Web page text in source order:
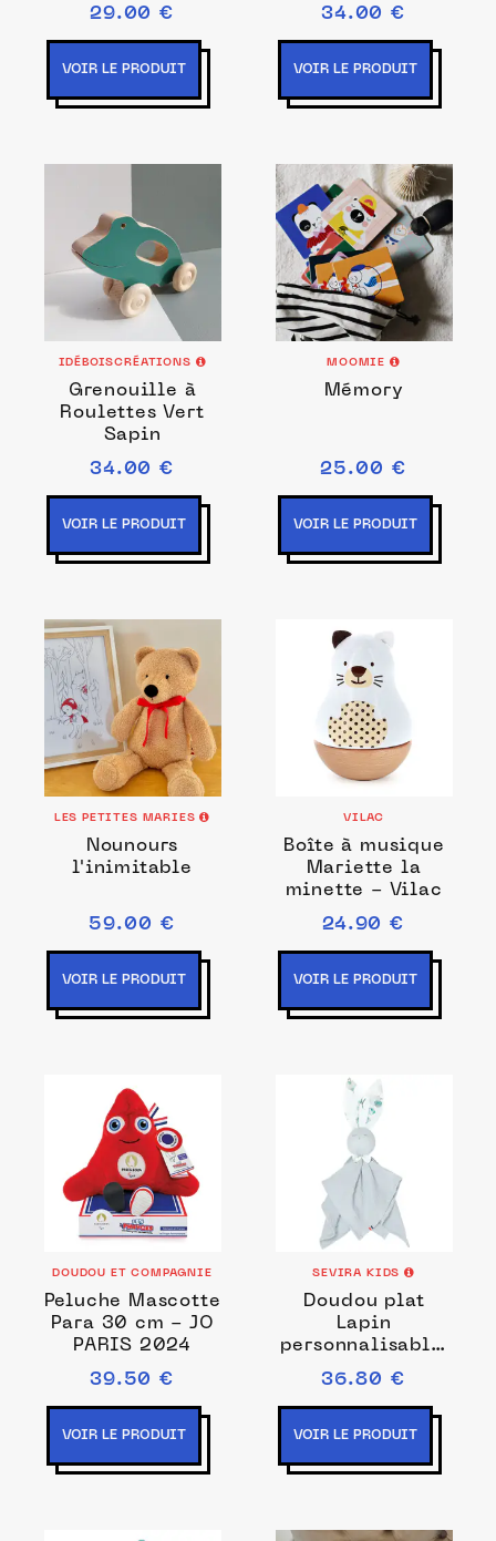
29.00 €
VOIR LE PRODUIT
34.00 €
VOIR LE PRODUIT
IDÉBOISCRÉATIONS
Grenouille à
Roulettes Vert
Sapin
34.00 €
VOIR LE PRODUIT
MOOMIE
Mémory
25.00 €
VOIR LE PRODUIT
LES PETITES MARIES
Nounours
l'inimitable
59.00 €
VOIR LE PRODUIT
VILAC
Boîte à musique
Mariette la
minette - Vilac
24.90 €
VOIR LE PRODUIT
DOUDOU ET COMPAGNIE
Peluche Mascotte
Para 30 cm - JO
PARIS 2024
39.50 €
VOIR LE PRODUIT
SEVIRA KIDS
Doudou plat
Lapin
personnalisable,
Eucalyptus
36.80 €
VOIR LE PRODUIT